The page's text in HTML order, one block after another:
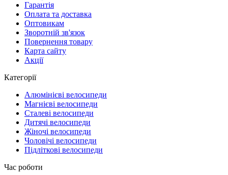
Гарантія
Оплата та доставка
Оптовикам
Зворотній зв'язок
Повернення товару
Карта сайту
Акції
Категорії
Алюмінієві велосипеди
Магнієві велосипеди
Сталеві велосипеди
Дитячі велосипеди
Жіночі велосипеди
Чоловічі велосипеди
Підліткові велосипеди
Час роботи